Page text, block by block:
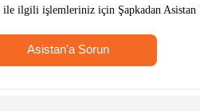
ile ilgili işlemleriniz için Şapkadan Asistan
Asistan'a Sorun